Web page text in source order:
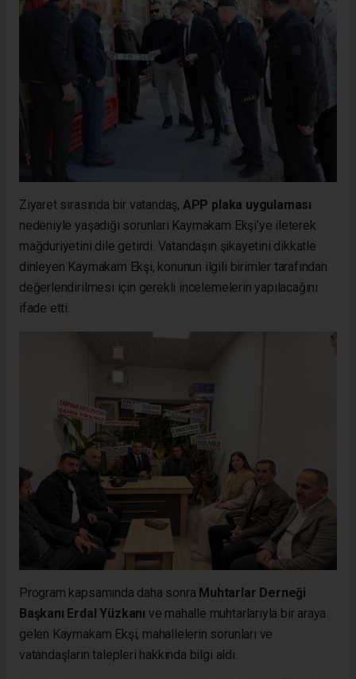
Ziyaret sırasında bir vatandaş, APP plaka uygulaması
nedeniyle yaşadığı sorunları Kaymakam Ekşi’ye ileterek
mağduriyetini dile getirdi. Vatandaşın şikayetini dikkatle
dinleyen Kaymakam Ekşi, konunun ilgili birimler tarafından
değerlendirilmesi için gerekli incelemelerin yapılacağını
ifade etti.
Program kapsamında daha sonra Muhtarlar Derneği
Başkanı Erdal Yüzkanı ve mahalle muhtarlarıyla bir araya
gelen Kaymakam Ekşi, mahallelerin sorunları ve
vatandaşların talepleri hakkında bilgi aldı.